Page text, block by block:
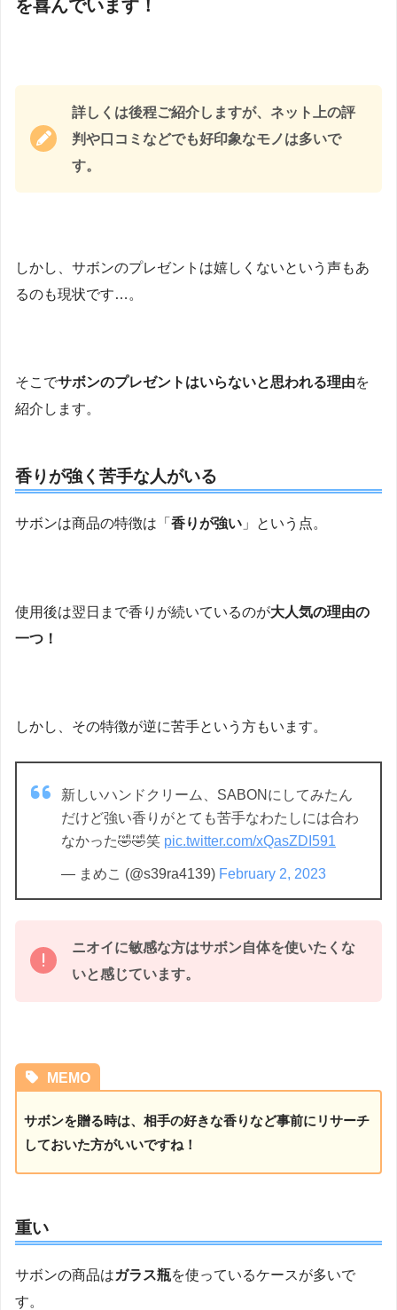
を喜んでいます！
詳しくは後程ご紹介しますが、ネット上の評
判や口コミなどでも好印象なモノは多いで
す。
しかし、サボンのプレゼントは嬉しくないという声もあ
るのも現状です…。
そこでサボンのプレゼントはいらないと思われる理由を
紹介します。
香りが強く苦手な人がいる
サボンは商品の特徴は「 香りが強い 」という点。
使用後は翌日まで香りが続いているのが大人気の理由の
一つ！
しかし、その特徴が逆に苦手という方もいます。
新しいハンドクリーム、SABONにしてみたん
だけど強い香りがとても苦手なわたしには合わ
なかった🤣🤣笑 pic.twitter.com/xQasZDI591
— まめこ (@s39ra4139) February 2, 2023
ニオイに敏感な方はサボン自体を使いたくな
いと感じています。
MEMO
サボンを贈る時は、相手の好きな香りなど事前にリサーチ
しておいた方がいいですね！
重い
サボンの商品はガラス瓶を使っているケースが多いで
す。